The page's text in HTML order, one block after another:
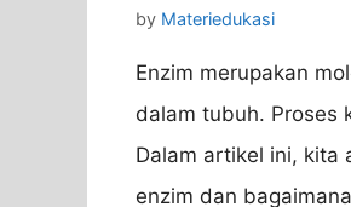
by Materiedukasi
Enzim merupakan
dalam tubuh. Proses
Dalam artikel ini, kita
enzim dan